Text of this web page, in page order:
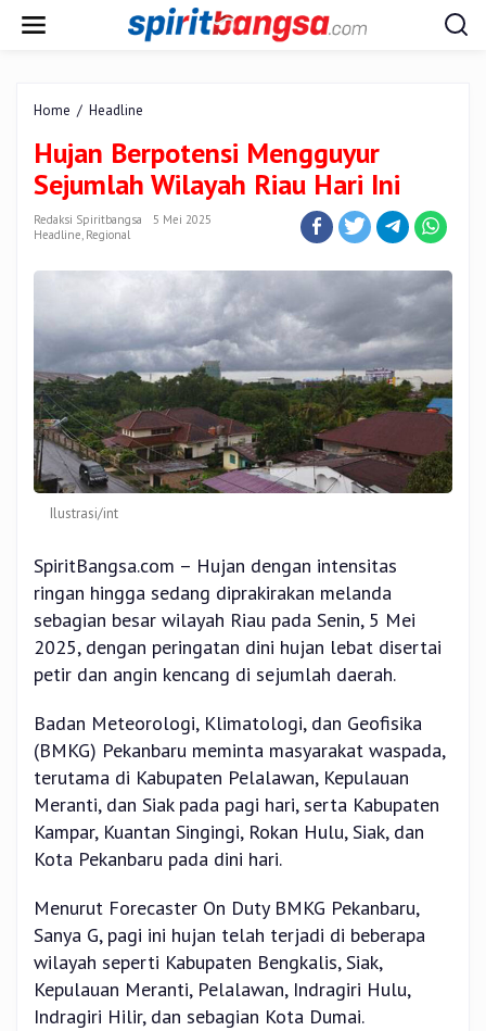
Home / Headline
Mengguyur
Sejumlah
Wilayah
Riau
Hujan Berpotensi Mengguyur
Sejumlah Wilayah Riau Hari Ini
Redaksi Spiritbangsa
5 Mei 2025
Headline, Regional
Ilustrasi/int
SpiritBangsa.com – Hujan dengan intensitas
ringan hingga sedang diprakirakan melanda
sebagian besar wilayah Riau pada Senin, 5 Mei
2025, dengan peringatan dini hujan lebat disertai
petir dan angin kencang di sejumlah daerah.
Badan Meteorologi, Klimatologi, dan Geofisika
(BMKG) Pekanbaru meminta masyarakat waspada,
terutama di Kabupaten Pelalawan, Kepulauan
Meranti, dan Siak pada pagi hari, serta Kabupaten
Kampar, Kuantan Singingi, Rokan Hulu, Siak, dan
Kota Pekanbaru pada dini hari.
Menurut Forecaster On Duty BMKG Pekanbaru,
Sanya G, pagi ini hujan telah terjadi di beberapa
wilayah seperti Kabupaten Bengkalis, Siak,
Kepulauan Meranti, Pelalawan, Indragiri Hulu,
Indragiri Hilir, dan sebagian Kota Dumai.